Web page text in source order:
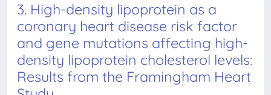
3. High-density lipoprotein as a
coronary heart disease risk factor
and gene mutations affecting high-
density lipoprotein cholesterol levels:
Results from the Framingham Heart